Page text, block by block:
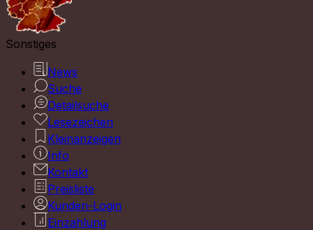
Sonstiges
News
Suche
Detailsuche
Lesezeichen
Kleinanzeigen
Info
Kontakt
Preisliste
Kunden-Login
Einzahlung